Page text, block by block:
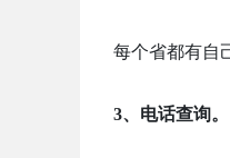
每个省都有自
3、电话查询。